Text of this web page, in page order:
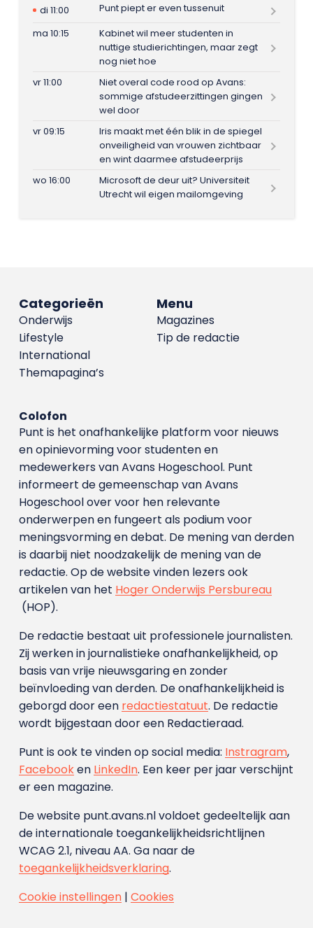
di 11:00
Punt piept er even tussenuit
ma 10:15
Kabinet wil meer studenten in
nuttige studierichtingen, maar zegt
nog niet hoe
vr 11:00
Niet overal code rood op Avans:
sommige afstudeerzittingen gingen
wel door
vr 09:15
Iris maakt met één blik in de spiegel
onveiligheid van vrouwen zichtbaar
en wint daarmee afstudeerprijs
wo 16:00
Microsoft de deur uit? Universiteit
Utrecht wil eigen mailomgeving
Menu
Magazines
Tip de redactie
Categorieën
Onderwijs
Lifestyle
International
Themapagina’s
Colofon
Punt is het onafhankelijke platform voor nieuws
en opinievorming voor studenten en
medewerkers van Avans Hoge­school. Punt
informeert de gemeenschap van Avans
Hogeschool over voor hen relevante
onderwerpen en fungeert als podium voor
meningsvorming en debat. De mening van derden
is daarbij niet noodzakelijk de mening van de
redactie. Op de website vinden lezers ook
artikelen van het Hoger Onderwijs Persbureau
(HOP).
De redactie bestaat uit professionele journalisten.
Zij werken in journalistieke onafhankelijkheid, op
basis van vrije nieuwsgaring en zonder
beïnvloeding van derden. De onafhankelijkheid is
geborgd door een redactiestatuut. De redactie
wordt bijgestaan door een Redactieraad.
Punt is ook te vinden op social media: Instragram,
Facebooken LinkedIn. Een keer per jaar verschijnt
er een magazine.
De website punt.avans.nl voldoet gedeeltelijk aan
de internationale toegankelijkheidsrichtlijnen
WCAG 2.1, niveau AA. Ga naar de
toegankelijkheidsverklaring.
Cookie instellingen| Cookies